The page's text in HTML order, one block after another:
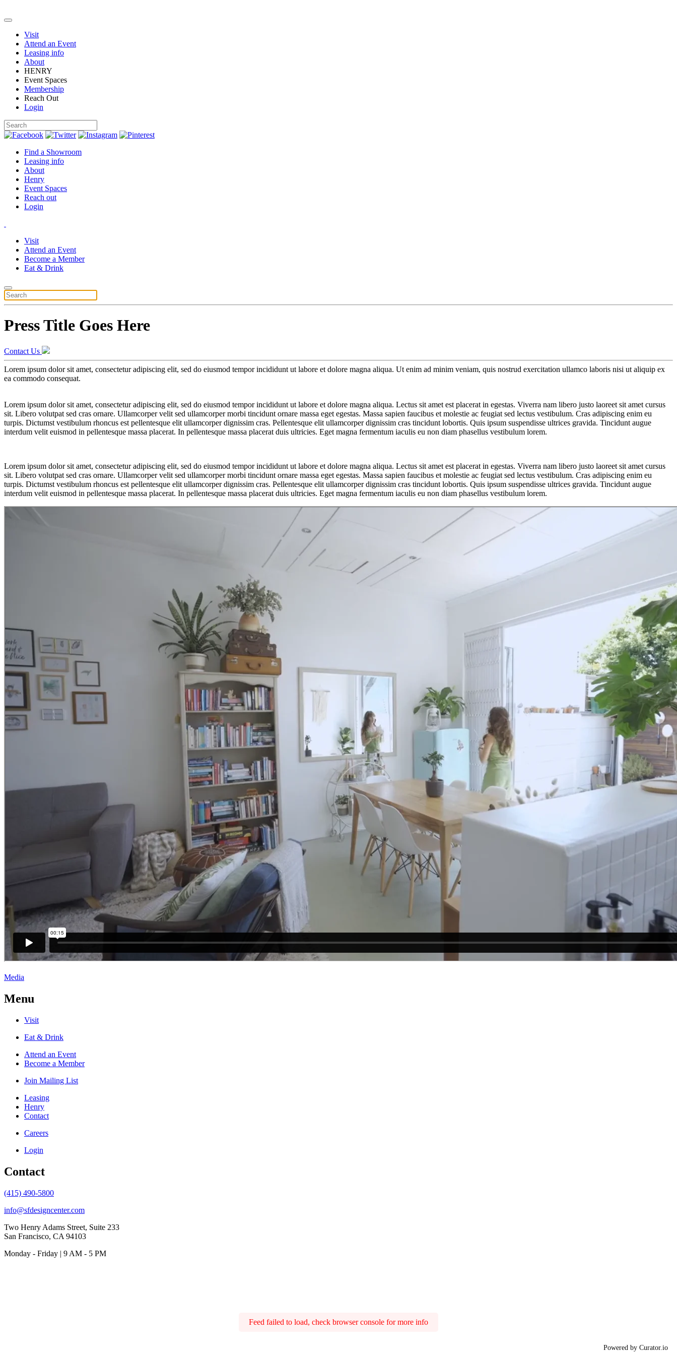
Visit
Attend an Event
Leasing info
About
HENRY
Event Spaces
Membership
Reach Out
Login
Find a Showroom
Leasing info
About
Henry
Event Spaces
Reach out
Login
Visit
Attend an Event
Become a Member
Eat & Drink
Press Title Goes Here
Contact Us
Lorem ipsum dolor sit amet, consectetur adipiscing elit, sed do eiusmod tempor incididunt ut labore et dolore magna aliqua. Ut enim ad minim veniam, quis nostrud exercitation ullamco laboris nisi ut aliquip ex
ea commodo consequat.
Lorem ipsum dolor sit amet, consectetur adipiscing elit, sed do eiusmod tempor incididunt ut labore et dolore magna aliqua. Lectus sit amet est placerat in egestas. Viverra nam libero justo laoreet sit amet cursus
sit. Libero volutpat sed cras ornare. Ullamcorper velit sed ullamcorper morbi tincidunt ornare massa eget egestas. Massa sapien faucibus et molestie ac feugiat sed lectus vestibulum. Cras adipiscing enim eu
turpis. Dictumst vestibulum rhoncus est pellentesque elit ullamcorper dignissim cras. Pellentesque elit ullamcorper dignissim cras tincidunt lobortis. Quis ipsum suspendisse ultrices gravida. Tincidunt augue
interdum velit euismod in pellentesque massa placerat. In pellentesque massa placerat duis ultricies. Eget magna fermentum iaculis eu non diam phasellus vestibulum lorem.
Lorem ipsum dolor sit amet, consectetur adipiscing elit, sed do eiusmod tempor incididunt ut labore et dolore magna aliqua. Lectus sit amet est placerat in egestas. Viverra nam libero justo laoreet sit amet cursus
sit. Libero volutpat sed cras ornare. Ullamcorper velit sed ullamcorper morbi tincidunt ornare massa eget egestas. Massa sapien faucibus et molestie ac feugiat sed lectus vestibulum. Cras adipiscing enim eu
turpis. Dictumst vestibulum rhoncus est pellentesque elit ullamcorper dignissim cras. Pellentesque elit ullamcorper dignissim cras tincidunt lobortis. Quis ipsum suspendisse ultrices gravida. Tincidunt augue
interdum velit euismod in pellentesque massa placerat. In pellentesque massa placerat duis ultricies. Eget magna fermentum iaculis eu non diam phasellus vestibulum lorem.
Media
Menu
Visit
Eat & Drink
Attend an Event
Become a Member
Join Mailing List
Leasing
Henry
Contact
Careers
Login
Contact
(415) 490-5800
info@sfdesigncenter.com
Two Henry Adams Street, Suite 233
San Francisco, CA 94103
Monday - Friday | 9 AM - 5 PM
Feed failed to load, check browser console for more info
Powered by Curator.io